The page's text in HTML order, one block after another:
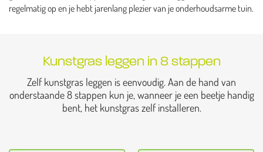
regelmatig op en je hebt jarenlang plezier van je onderhoudsarme tuin.
Kunstgras leggen in 8 stappen
Zelf kunstgras leggen is eenvoudig. Aan de hand van
onderstaande 8 stappen kun je, wanneer je een beetje handig
bent, het kunstgras zelf installeren.